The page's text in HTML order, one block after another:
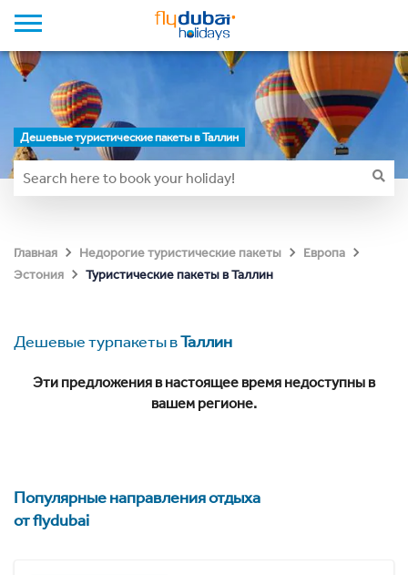
Дешевые туристические пакеты в Таллин
Главная Недорогие туристические пакеты
Европа
Эстония
Туристические пакеты в Таллин
Дешевые турпакеты вТаллин
Эти предложения в настоящее время недоступны в
вашем регионе.
Популярные направления отдыха
от flydubai